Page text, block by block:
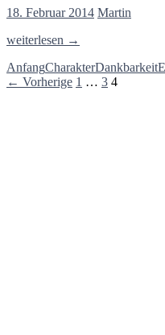
Wecker
18. Februar 2014 Martin
Einfache
sind…
weiterlesen →
AnfangCharakterDankbarkeit
Beitragsnavigation
← Vorherige 1 … 3 4